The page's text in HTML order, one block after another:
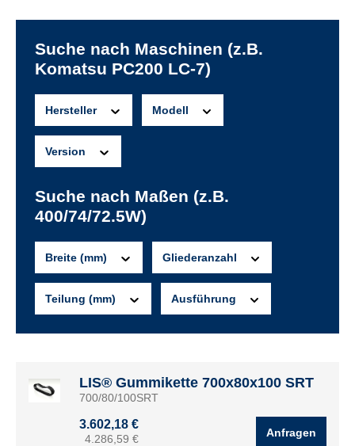
Suche nach Maschinen (z.B.
Komatsu PC200 LC-7)
Hersteller Modell
Version
Suche nach Maßen (z.B.
400/74/72.5W)
Breite (mm) Gliederanzahl
Teilung (mm) Ausführung
LIS® Gummikette 700x80x100 SRT
700/80/100SRT
3.602,18 €
4.286,59 € Anfragen